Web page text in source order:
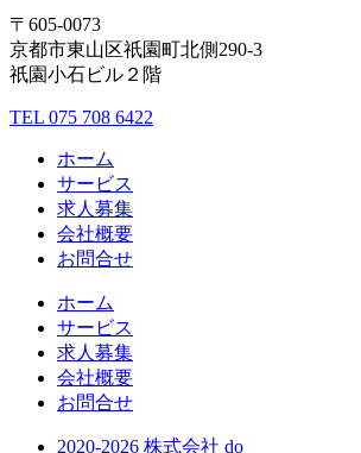
〒605-0073
京都市東山区祇園町北側290-3
祇園小石ビル２階
TEL 075 708 6422
ホーム
サービス
求人募集
会社概要
お問合せ
ホーム
サービス
求人募集
会社概要
お問合せ
2020-2026 株式会社 do